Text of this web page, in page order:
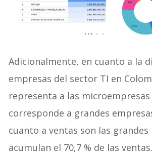
Adicionalmente, en cuanto a la
empresas del sector TI en
representa a las microempresas
corresponde a grandes
cuanto a ventas son las grandes
acumulan el 70,7 % de las ventas.